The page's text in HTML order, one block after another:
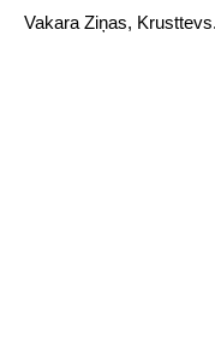
Vakara Ziņas,